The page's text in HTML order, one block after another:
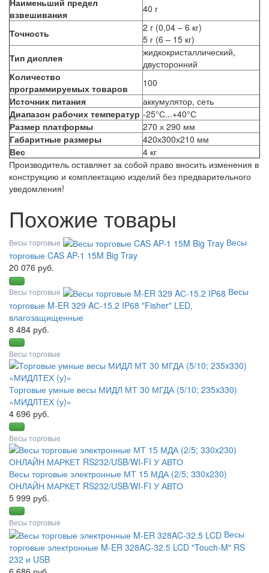
Наименьший предел
взвешивания
40 г
Точность
2 г (0,04 – 6 кг)
5 г (6 – 15 кг)
Тип дисплея
жидкокристаллический,
двусторонний
Количество
программируемых товаров
100
Источник питания
аккумулятор, сеть
Диапазон рабочих температур -25°С...+40°С
Размер платформы
270 х 290 мм
Габаритные размеры
420х300х210 мм
Вес
4 кг
Производитель оставляет за собой право вносить изменения в
конструкцию и комплектацию изделий без предварительного
уведомления!
Похожие товары
Весы торговые
Весы
торговые CAS AP-1 15M Big Tray
20 076 руб.
Весы торговые
Весы
торговые M-ER 329 AС-15.2 IP68 "Fisher" LED,
влагозащищенные
8 484 руб.
Весы торговые
Торговые умные весы МИДЛ МТ 30 МГДА (5/10; 235x330)
«МИДЛТЕХ (у)»
4 696 руб.
Весы торговые
Весы торговые электронные МТ 15 МДА (2/5; 330x230)
ОНЛАЙН МАРКЕТ RS232/USB/WI-FI У АВТО
5 999 руб.
Весы торговые
Весы
торговые электронные M-ER 328AC-32.5 LCD "Touch-M" RS
232 и USB